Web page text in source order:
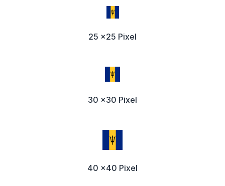
25 x25 Pixel
30 x30 Pixel
40 x40 Pixel